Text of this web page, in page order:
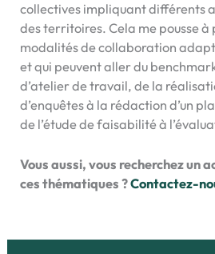
collectives impliquant différents
des territoires. Cela me pousse à
modalités de collaboration
et qui peuvent aller du
d’atelier de travail, de la
d’enquêtes à la rédaction d’un
de l’étude de faisabilité à
Vous aussi, vous recherchez un
ces thématiques ?Contactez-